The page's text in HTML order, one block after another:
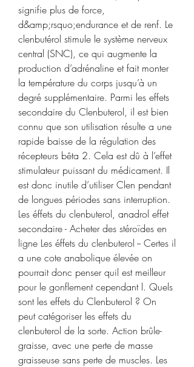
signifie plus de force,
d&amp;rsquo;endurance et de renf. Le
clenbutérol stimule le système nerveux
central (SNC), ce qui augmente la
production d’adrénaline et fait monter
la température du corps jusqu’à un
degré supplémentaire. Parmi les effets
secondaire du Clenbuterol, il est bien
connu que son utilisation résulte a une
rapide baisse de la régulation des
récepteurs bêta 2. Cela est dû à l’effet
stimulateur puissant du médicament. Il
est donc inutile d’utiliser Clen pendant
de longues périodes sans interruption.
Les éffets du clenbuterol, anadrol effet
secondaire - Acheter des stéroïdes en
ligne Les éffets du clenbuterol -- Certes il
a une cote anabolique élevée on
pourrait donc penser quil est meilleur
pour le gonflement cependant l. Quels
sont les effets du Clenbuterol ? On
peut catégoriser les effets du
clenbuterol de la sorte. Action brûle-
graisse, avec une perte de masse
graisseuse sans perte de muscles. Les